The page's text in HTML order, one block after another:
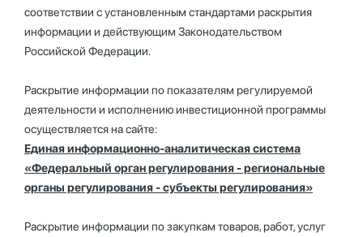
соответствии с установленным стандартами раскрытия
информации и действующим Законодательством
Российской Федерации.
Раскрытие информации по показателям регулируемой
деятельности и исполнению инвестиционной программы
осуществляется на сайте:
Единая информационно-аналитическая система
«Федеральный орган регулирования - региональные
органы регулирования - субъекты регулирования»
Раскрытие информации по закупкам товаров, работ, услуг